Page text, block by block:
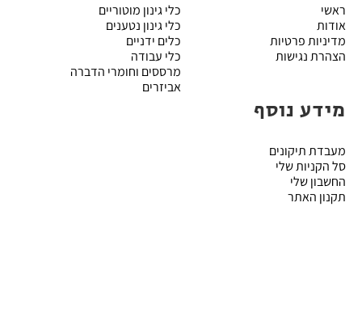
ראשי
אודות
מדיניות פרטיות
הצהרת נגישות
כלי גינון מוטוריים
כלי גינון נטענים
כלים ידניים
כלי עבודה
מרססים וחומרי הדברה
אביזרים
מידע נוסף
מעבדת תיקונים
סל הקניות שלי
החשבון שלי
תקנון האתר